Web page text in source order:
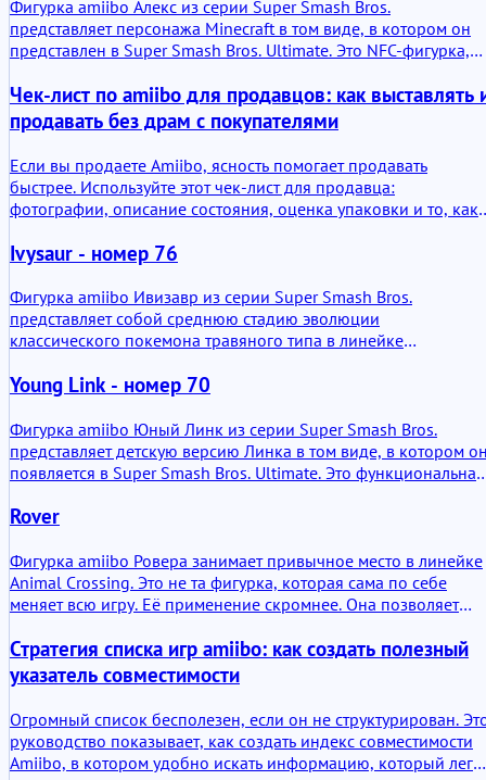
Фигурка amiibo Алекс из серии Super Smash Bros.
представляет персонажа Minecraft в том виде, в котором он
представлен в Super Smash Bros. Ultimate. Это NFC-фигурка,
Nintendo. Ее дополнительная ценность наиболее ярко
проявляется там, где можно повторно использовать
сохраненные данные.
Чек-лист по amiibo для продавцов: как выставлять
продавать без драм с покупателями
Если вы продаете Amiibo, ясность помогает продавать
быстрее. Используйте этот чек-лист для продавца:
фотографии, описание состояния, оценка упаковки и то, как
Ivysaur - номер 76
Фигурка amiibo Ивизавр из серии Super Smash Bros.
представляет собой среднюю стадию эволюции
классического покемона травяного типа в линейке
которую можно сканировать в совместимых играх. С
процессе игры и открывает определенные внутриигровые
элементы в зависимости от используемого программного
обеспечения. Никакой загадки. Это инструмент для
функциональный аксессуар.
Young Link - номер 70
Фигурка amiibo Юный Линк из серии Super Smash Bros.
представляет детскую версию Линка в том виде, в котором
появляется в Super Smash Bros. Ultimate. Это функциональная
системами Nintendo. Помимо ее физического воплощения в
ценность заключается в игровом взаимодействии, хранении
данных и обучении персонажей в поддерживаемых играх.
Rover
Фигурка amiibo Ровера занимает привычное место в линейке
Animal Crossing. Это не та фигурка, которая сама по себе
меняет всю игру. Её применение скромнее. Она позволяет
поддержку amiibo, и в этом заключается её основной смысл.
Ценность заключается в доступе, узнаваемости и прямой
связи с одним из старейших персонажей серии.
Стратегия списка игр amiibo: как создать полезный
указатель совместимости
Огромный список бесполезен, если он не структурирован.
руководство показывает, как создать индекс совместимости
Amiibo, в котором удобно искать информацию, который